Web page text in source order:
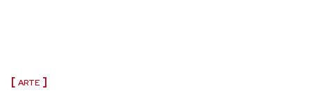
ARTE